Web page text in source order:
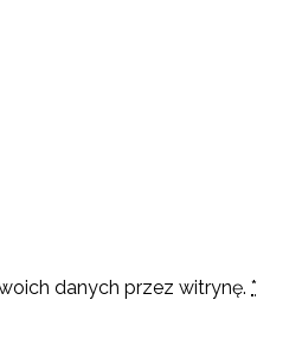
danych przez witrynę. *